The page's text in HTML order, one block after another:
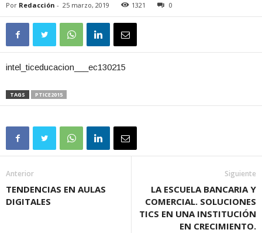
Por Redacción - 25 marzo, 2019 1321 0
intel_ticeducacion___ec130215
TAGS PTICE2015
Anterior
TENDENCIAS EN AULAS
DIGITALES
Siguiente
LA ESCUELA BANCARIA Y
COMERCIAL. SOLUCIONES
TICS EN UNA INSTITUCIÓN
EN CRECIMIENTO.